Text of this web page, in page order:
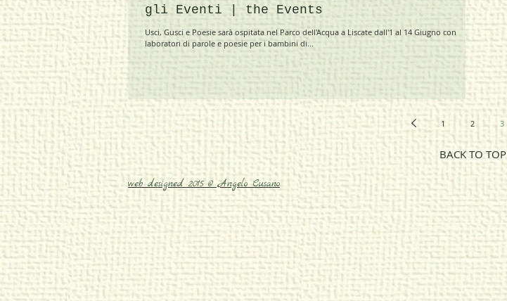
gli Eventi | the Events
Usci, Gusci e Poesie sarà ospitata nel Parco dell'Acqua a Liscate dall'1 al 14 Giugno con
laboratori di parole e poesie per i bambini di...
1 2 3
BACK TO TOP
web designed 2015 © Angelo Cusano